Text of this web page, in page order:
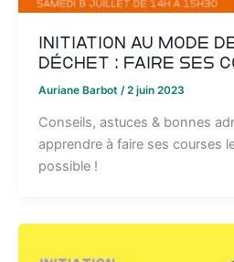
Initiation au mode
déchet : faire ses
Auriane Barbot /2 juin 2023
Conseils, astuces & bonnes
apprendre à faire ses courses
possible !